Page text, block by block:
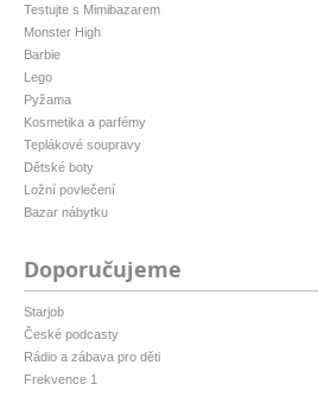
Testujte s Mimibazarem
Monster High
Barbie
Lego
Pyžama
Kosmetika a parfémy
Teplákové soupravy
Dětské boty
Ložní povlečení
Bazar nábytku
Doporučujeme
Starjob
České podcasty
Rádio a zábava pro děti
Frekvence 1